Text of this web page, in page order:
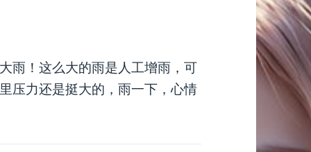
雨！这么大的雨是人工增雨，可
压力还是挺大的，雨一下，心情